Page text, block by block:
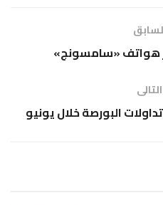
البورصة خلال يونيو